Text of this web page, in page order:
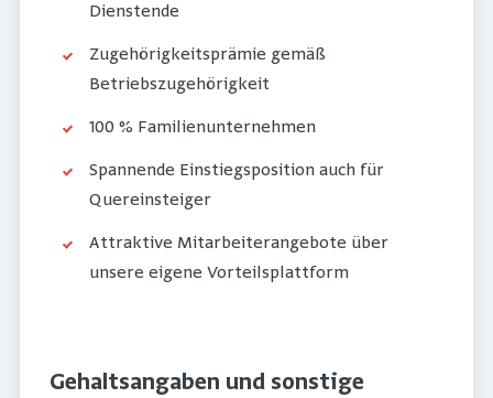
Dienstende
Zugehörigkeitsprämie gemäß
Betriebszugehörigkeit
100 % Familienunternehmen
Spannende Einstiegsposition auch für
Quereinsteiger
Attraktive Mitarbeiterangebote über
unsere eigene Vorteilsplattform
Gehaltsangaben und sonstige